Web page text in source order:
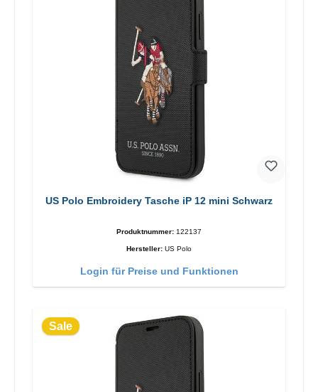
US Polo Embroidery Tasche iP 12 mini Schwarz
Produktnummer: 122137
Hersteller: US Polo
Login für Preise und Funktionen
Sale